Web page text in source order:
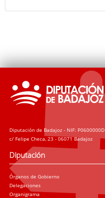
Diputación de Badajoz
Diputación de Badajoz - NIF: P0600000D
c/ Felipe Checa, 23 - 06071 Badajoz
Diputación
Órganos de Gobierno
Delegaciones
Organigrama